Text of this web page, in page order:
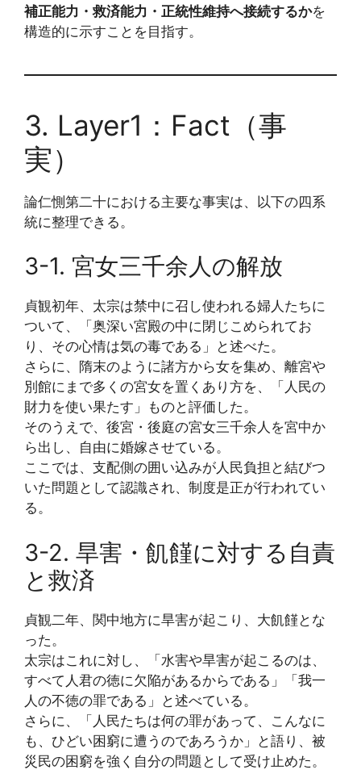
補正能力・救済能力・正統性維持へ接続するかを
構造的に示すことを目指す。
3. Layer1：Fact（事
実）
論仁惻第二十における主要な事実は、以下の四系
統に整理できる。
3-1. 宮女三千余人の解放
貞観初年、太宗は禁中に召し使われる婦人たちに
ついて、「奥深い宮殿の中に閉じこめられてお
り、その心情は気の毒である」と述べた。
さらに、隋末のように諸方から女を集め、離宮や
別館にまで多くの宮女を置くあり方を、「人民の
財力を使い果たす」ものと評価した。
そのうえで、後宮・後庭の宮女三千余人を宮中か
ら出し、自由に婚嫁させている。
ここでは、支配側の囲い込みが人民負担と結びつ
いた問題として認識され、制度是正が行われてい
る。
3-2. 旱害・飢饉に対する自責
と救済
貞観二年、関中地方に旱害が起こり、大飢饉とな
った。
太宗はこれに対し、「水害や旱害が起こるのは、
すべて人君の徳に欠陥があるからである」「我一
人の不徳の罪である」と述べている。
さらに、「人民たちは何の罪があって、こんなに
も、ひどい困窮に遭うのであろうか」と語り、被
災民の困窮を強く自分の問題として受け止めた。